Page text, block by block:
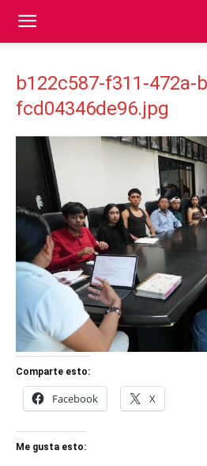
b122c587-f311-472a-
fcd04346de96.jpg
Comparte esto:
Facebook X
Me gusta esto: